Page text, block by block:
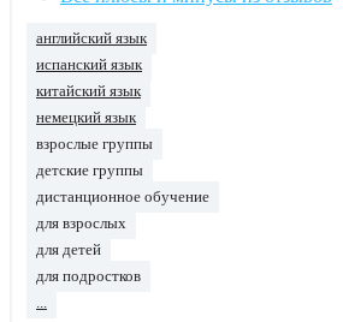
английский язык
испанский язык
китайский язык
немецкий язык
взрослые группы
детские группы
дистанционное обучение
для взрослых
для детей
для подростков